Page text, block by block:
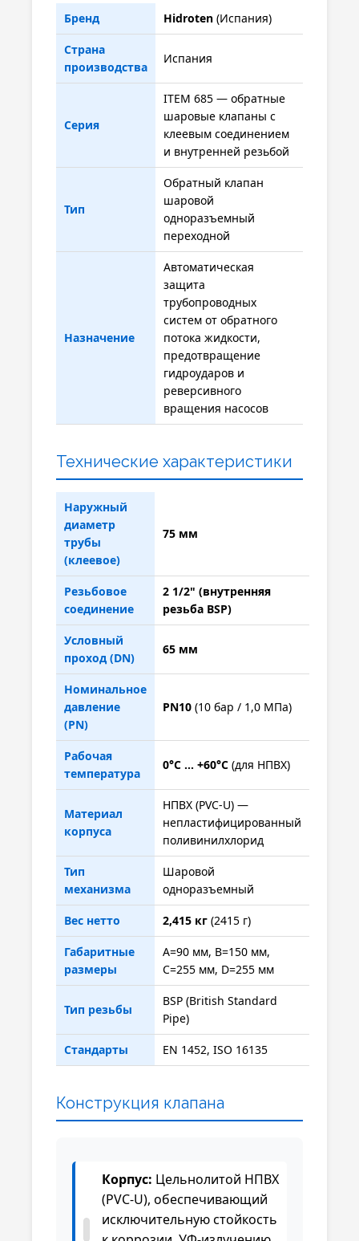
Бренд Hidroten (Испания)
Страна
производства
Испания
Серия
ITEM 685 — обратные
шаровые клапаны с
клеевым соединением
и внутренней резьбой
Тип
Обратный клапан
шаровой
одноразъемный
переходной
Назначение
Автоматическая
защита
трубопроводных
систем от обратного
потока жидкости,
предотвращение
гидроударов и
реверсивного
вращения насосов
Технические характеристики
Наружный
диаметр
трубы
(клеевое)
75 мм
Резьбовое
соединение
2 1/2" (внутренняя
резьба BSP)
Условный
проход (DN)
65 мм
Номинальное
давление
(PN)
PN10 (10 бар / 1,0 МПа)
Рабочая
температура
0°C ... +60°C (для НПВХ)
Материал
корпуса
НПВХ (PVC-U) —
непластифицированный
поливинилхлорид
Тип
механизма
Шаровой
одноразъемный
Вес нетто 2,415 кг (2415 г)
Габаритные
размеры
A=90 мм, B=150 мм,
C=255 мм, D=255 мм
Тип резьбы
BSP (British Standard
Pipe)
Стандарты EN 1452, ISO 16135
Конструкция клапана
Корпус: Цельнолитой НПВХ
(PVC-U), обеспечивающий
исключительную стойкость